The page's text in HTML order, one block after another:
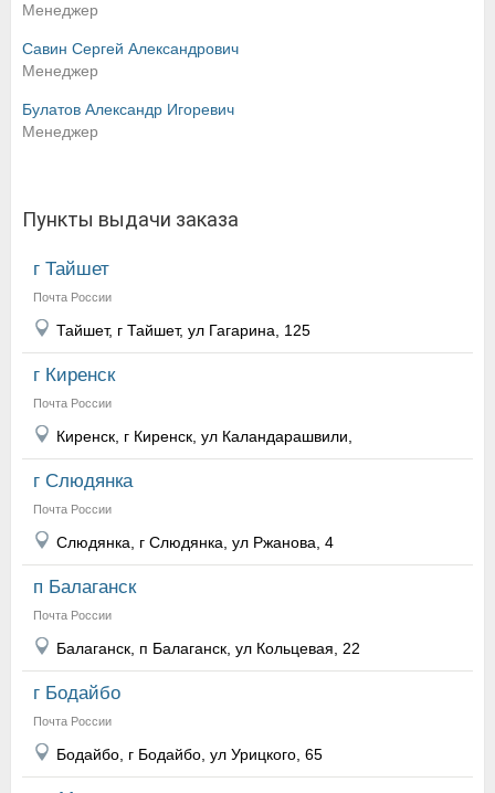
Менеджер
Савин Сергей Александрович
Менеджер
Булатов Александр Игоревич
Менеджер
Пункты выдачи заказа
г Тайшет
Почта России
Тайшет, г Тайшет, ул Гагарина, 125
г Киренск
Почта России
Киренск, г Киренск, ул Каландарашвили,
г Слюдянка
Почта России
Слюдянка, г Слюдянка, ул Ржанова, 4
п Балаганск
Почта России
Балаганск, п Балаганск, ул Кольцевая, 22
г Бодайбо
Почта России
Бодайбо, г Бодайбо, ул Урицкого, 65